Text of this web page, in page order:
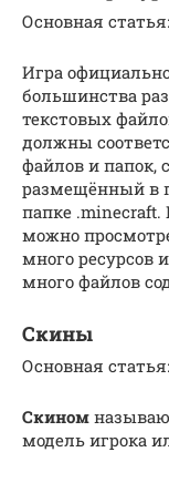
Основная
Игра
большинства
текстовых
должны
файлов и папок,
размещённый в
папке .minecraft.
можно
много ресурсов
много файлов
Скины
Основная
Скином
модель игрока